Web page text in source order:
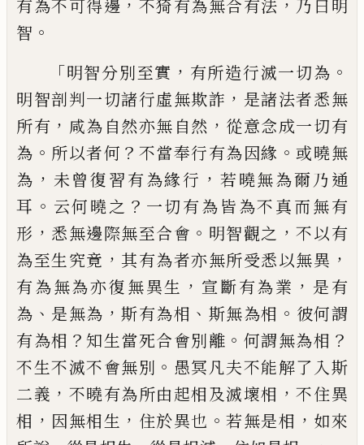
有為不可得邊 ， 不猗有為無合有法 ， 乃曰明
智 。
「明智分別至實 ， 有所造行滅一切為 。
明智剖判一切諸行虛無欺詐 ， 是諸法者悉無
所有 ， 咸為自然亦無自然 ， 從意念成一切有
為 。 所以者何 ？ 不當奉行有為因緣 。 或曉無
為 ， 未曾復習有為緣行 ， 若曉無為爾乃通
耳 。 云何曉之 ？ 一切有為皆為不真而無有
形 ， 悉無邊際無至合會 。 明智觀之 ，不以有
為至生究竟 ，其有為者亦無所受悉以無異 ，
有為無為亦復無異生 ， 宣斷有為業 ， 是有
為 、 是無為 ，斯有為相 、 斯無為相 。 彼何謂
有為相 ？知生當死合會別離 。 何謂無為相 ？
不生不滅不會無別 。 愚冥凡夫不能解了入斯
二義 ， 不曉有為所由起相及滅壞相 ，不住異
相 ， 因無相生 ， 住於異也 。若無是相 ， 如來